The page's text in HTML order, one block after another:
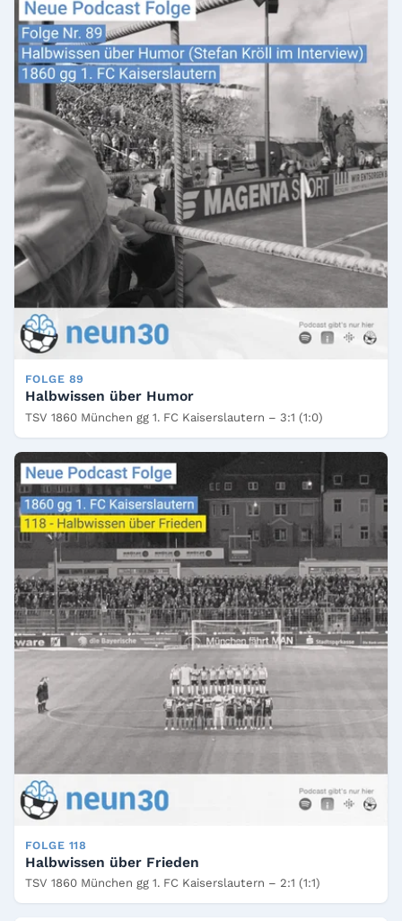
FOLGE 89
Halbwissen über Humor
TSV 1860 München gg 1. FC Kaiserslautern – 3:1 (1:0)
FOLGE 118
Halbwissen über Frieden
TSV 1860 München gg 1. FC Kaiserslautern – 2:1 (1:1)